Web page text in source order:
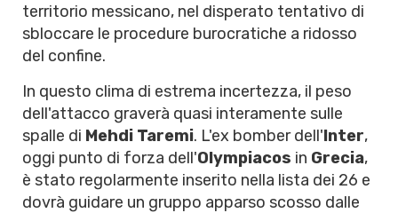
territorio messicano, nel disperato tentativo di
sbloccare le procedure burocratiche a ridosso
del confine.
In questo clima di estrema incertezza, il peso
dell'attacco graverà quasi interamente sulle
spalle di Mehdi Taremi. L'ex bomber dell'Inter,
oggi punto di forza dell'Olympiacos in Grecia,
è stato regolarmente inserito nella lista dei 26 e
dovrà guidare un gruppo apparso scosso dalle